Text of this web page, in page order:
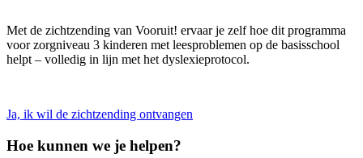
Met de zichtzending van Vooruit! ervaar je zelf hoe dit programma
voor zorgniveau 3 kinderen met leesproblemen op de basisschool
helpt – volledig in lijn met het dyslexieprotocol.
Ja, ik wil de zichtzending ontvangen
Hoe kunnen we je helpen?